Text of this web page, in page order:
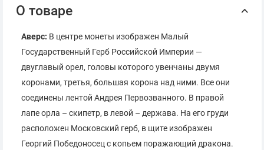
О товаре
Аверс: В центре монеты изображен Малый
Государственный Герб Российской Империи —
двуглавый орел, головы которого увенчаны двумя
коронами, третья, большая корона над ними. Все они
соединены лентой Андрея Первозванного. В правой
лапе орла – скипетр, в левой – держава. На его груди
расположен Московский герб, в щите изображен
Георгий Победоносец с копьем поражающий дракона.